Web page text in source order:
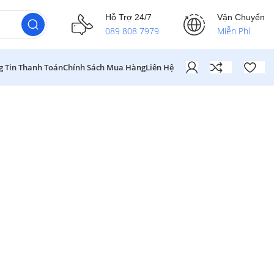
Hỗ Trợ 24/7
089 808 7979
Vận Chuyển
Miễn Phí
Tin Thanh ToánChính Sách Mua HàngLiên Hệ